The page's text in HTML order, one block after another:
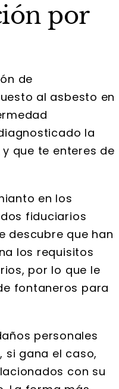
por
de
al asbesto en
la
que te enteres de
en los
fiduciarios
descubre que han
los requisitos
por lo que le
fontaneros para
personales
gana el caso,
con su
Brooke Adams
trabajando con
y Graham desde 2011
abuelo falleció. Han
menos que increíbles.
muy bien informados,
y super paciente. Yo...